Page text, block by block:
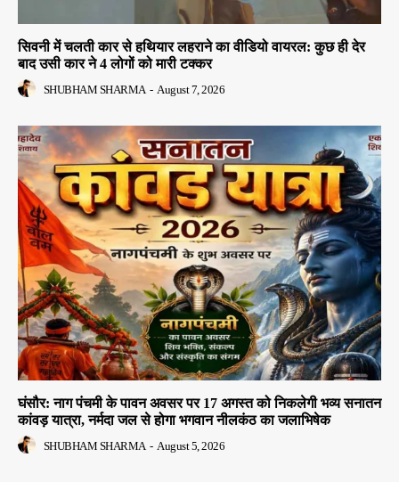
सिवनी में चलती कार से हथियार लहराने का वीडियो वायरल: कुछ ही देर
बाद उसी कार ने 4 लोगों को मारी टक्कर
SHUBHAM SHARMA - August 7, 2026
घंसौर: नाग पंचमी के पावन अवसर पर 17 अगस्त को निकलेगी भव्य सनातन
कांवड़ यात्रा, नर्मदा जल से होगा भगवान नीलकंठ का जलाभिषेक
SHUBHAM SHARMA - August 5, 2026